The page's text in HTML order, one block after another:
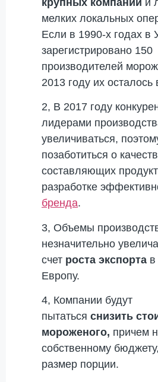
мелких локальных
Если в 1990-х годах в
зарегистрировано 150
производителей
2013 году их осталось
2, В 2017 году
лидерами
увеличиваться,
позаботиться о
составляющих
разработке
бренда.
3, Объемы
незначительно
счет роста экспорта
Европу.
4, Компании будут
пытаться снизить
мороженого, причем
собственному
размер порции.